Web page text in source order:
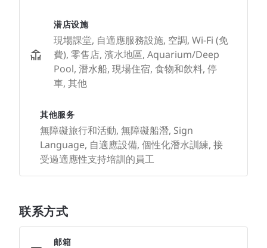
潜店设施
現場課堂, 自適應服務設施, 空調, Wi-Fi (免
費), 零售店, 濱水地區, Aquarium/Deep
Pool, 潛水船, 現場住宿, 食物和飲料, 停
車, 其他
其他服务
無障礙旅行和活動, 無障礙船潛, Sign
Language, 自適應設備, 個性化潛水訓練, 接
受過適應性支持培訓的員工
联系方式
邮箱